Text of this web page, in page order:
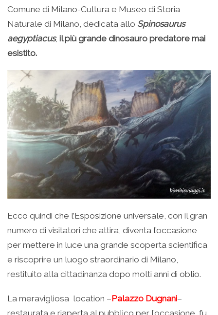
Comune di Milano-Cultura e Museo di Storia
Naturale di Milano, dedicata allo Spinosaurus
aegyptiacus, il più grande dinosauro predatore mai
esistito.
Ecco quindi che l’Esposizione universale, con il gran
numero di visitatori che attira, diventa l’occasione
per mettere in luce una grande scoperta scientifica
e riscoprire un luogo straordinario di Milano,
restituito alla cittadinanza dopo molti anni di oblio.
La meravigliosa location –Palazzo Dugnani–